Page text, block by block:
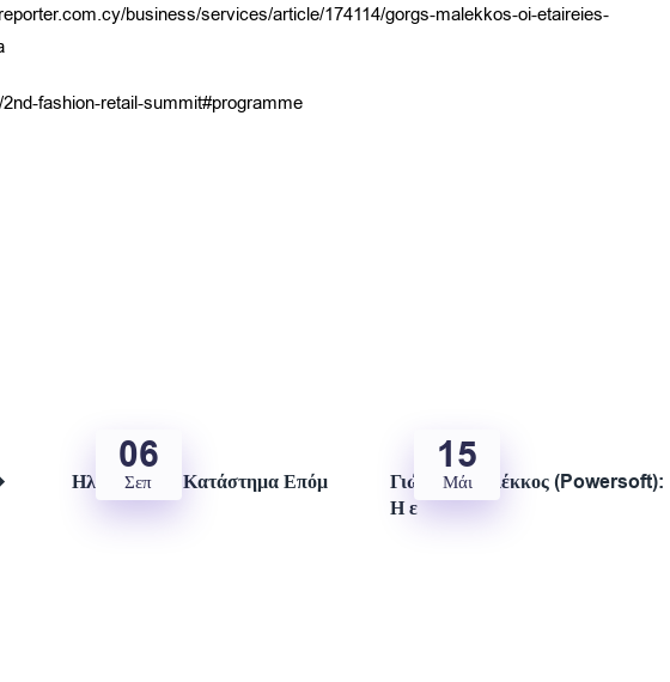
business/services/article/174114/gorgs-malekkos-oi-etaireies-
fashion-retail-summit#programme
06
Σεπ
Ηλεκτρονικό Κατάστημα Επόμ
15
Μάι
Γιώργος Μαλέκκος (Powersoft):
Η ε